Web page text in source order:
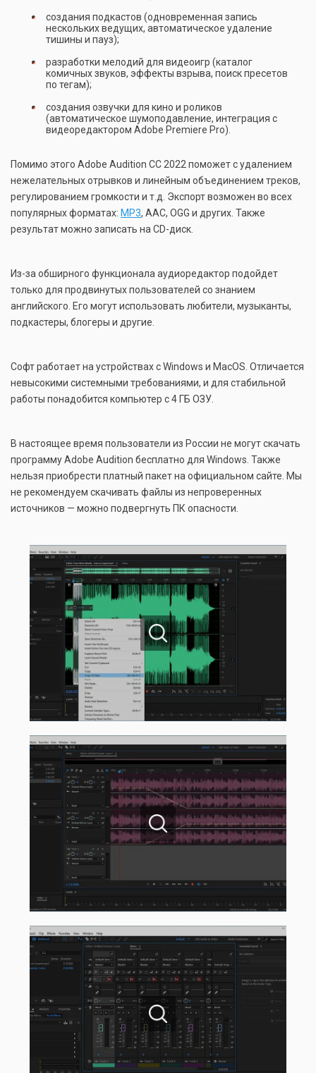
создания подкастов (одновременная запись
нескольких ведущих, автоматическое удаление
тишины и пауз);
разработки мелодий для видеоигр (каталог
комичных звуков, эффекты взрыва, поиск пресетов
по тегам);
создания озвучки для кино и роликов
(автоматическое шумоподавление, интеграция с
видеоредактором Adobe Premiere Pro).
Помимо этого Adobe Audition CC 2022 поможет с удалением
нежелательных отрывков и линейным объединением треков,
регулированием громкости и т.д. Экспорт возможен во всех
популярных форматах: MP3, AAC, OGG и других. Также
результат можно записать на CD-диск.
Из-за обширного функционала аудиоредактор подойдет
только для продвинутых пользователей со знанием
английского. Его могут использовать любители, музыканты,
подкастеры, блогеры и другие.
Софт работает на устройствах с Windows и MacOS. Отличается
невысокими системными требованиями, и для стабильной
работы понадобится компьютер с 4 ГБ ОЗУ.
В настоящее время пользователи из России не могут скачать
программу Adobe Audition бесплатно для Windows. Также
нельзя приобрести платный пакет на официальном сайте. Мы
не рекомендуем скачивать файлы из непроверенных
источников — можно подвергнуть ПК опасности.